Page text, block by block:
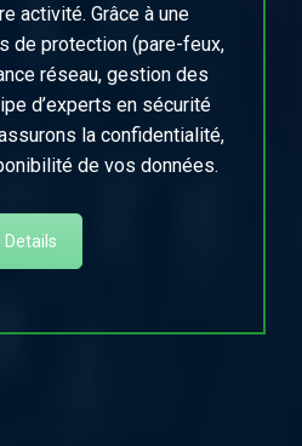
activité. Grâce à une
de protection (pare-feux,
réseau, gestion des
d’experts en sécurité
la confidentialité,
de vos données.
Details